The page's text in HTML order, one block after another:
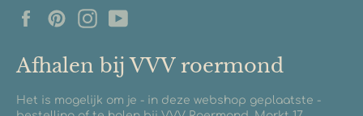
FacebookPinterestInstagram
Afhalen bij VVV roermond
Het is mogelijk om je - in deze webshop geplaatste -